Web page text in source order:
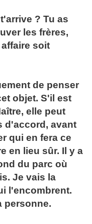
? Tu as
les frères,
soit
de penser
objet. S'il est
elle peut
d'accord, avant
qui en fera ce
en lieu sûr. Il y a
du parc où
Je vais la
l'encombrent.
personne.